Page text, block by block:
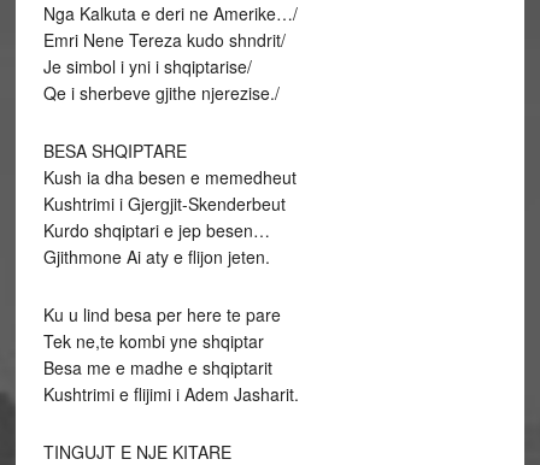
Nga Kalkuta e deri ne Amerike…/
Emri Nene Tereza kudo shndrit/
Je simbol i yni i shqiptarise/
Qe i sherbeve gjithe njerezise./
BESA SHQIPTARE
Kush ia dha besen e memedheut
Kushtrimi i Gjergjit-Skenderbeut
Kurdo shqiptari e jep besen…
Gjithmone Ai aty e flijon jeten.
Ku u lind besa per here te pare
Tek ne,te kombi yne shqiptar
Besa me e madhe e shqiptarit
Kushtrimi e flijimi i Adem Jasharit.
TINGUJT E NJE KITARE